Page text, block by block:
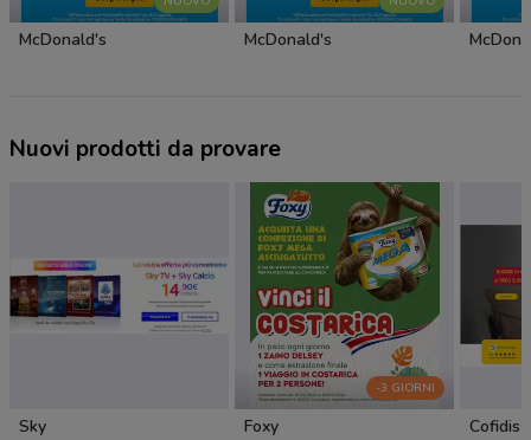
McDonald's McDonald's
Nuovi prodotti da provare
Sky
-3 GIORNI
Foxy Cofidis